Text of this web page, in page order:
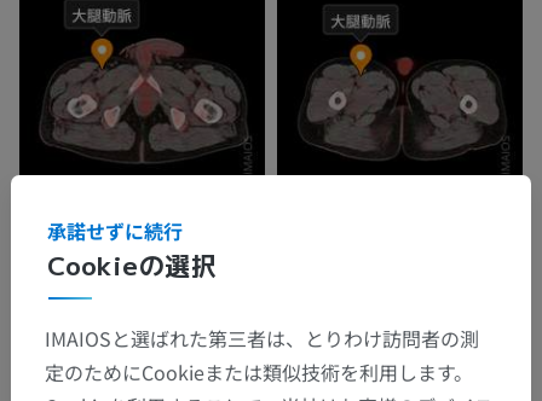
Cookieの選択
承諾せずに続行
IMAIOSと選ばれた第三者は、とりわけ訪問者の測
定のためにCookieまたは類似技術を利用します。